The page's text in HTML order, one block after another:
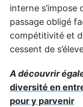
interne s’impose
passage obligé
compétitivité et
cessent de
A découvrir
diversité en
pour y parvenir